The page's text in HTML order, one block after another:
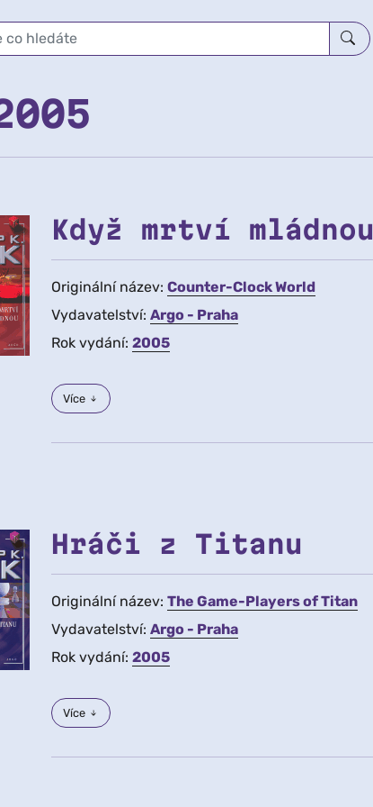
Když mrtví mládnou
Originální název: Counter-Clock World
Vydavatelství: Argo - Praha
Rok vydání: 2005
Více
Hráči z Titanu
Originální název: The Game-Players of Titan
Vydavatelství: Argo - Praha
Rok vydání: 2005
Více